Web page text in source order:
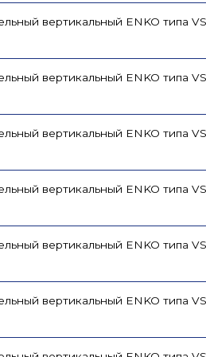
вертикальный ENKO типа
вертикальный ENKO типа
вертикальный ENKO типа
вертикальный ENKO типа
вертикальный ENKO типа
вертикальный ENKO типа